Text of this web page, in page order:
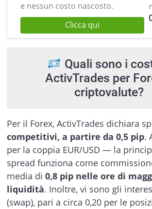
e nessun costo nascosto.
Clicca qui
Quali sono i
ActivTrades per
criptovalute?
Per il Forex, ActivTrades dichiara
competitivi, a partire da 0,5 pip.
per la coppia EUR/USD — la
spread funziona come
media di 0,8 pip nelle ore di
liquidità. Inoltre, vi sono gli
(swap), pari a circa 0,20 per le